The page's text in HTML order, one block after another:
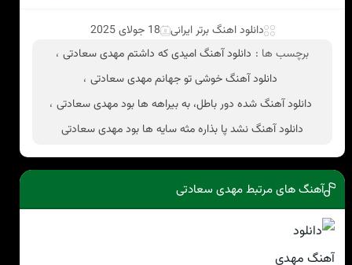
دانلود اهنگ برتر ایرانی
18 جولای 2025
برچسب ها : دانلود آهنگ امیدی که داشتم مهدی سعادتی ،
دانلود آهنگ خوشی تو جهانم مهدی سعادتی ،
دانلود آهنگ شده دور باطل، به بیراهه ها بود مهدی سعادتی ،
دانلود آهنگ نشد پا بذاره مثه سایه ها بود مهدی سعادتی
آهنگ های مرتبط مهدی سعادتی